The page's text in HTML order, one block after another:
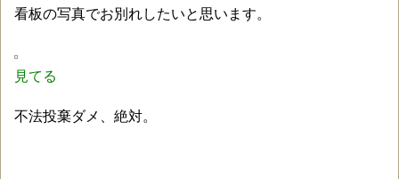
看板の写真でお別れしたいと思います。
見てる
不法投棄ダメ、絶対。